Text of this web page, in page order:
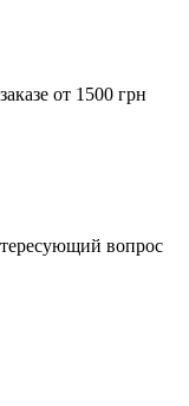
от 1500 грн
вопрос